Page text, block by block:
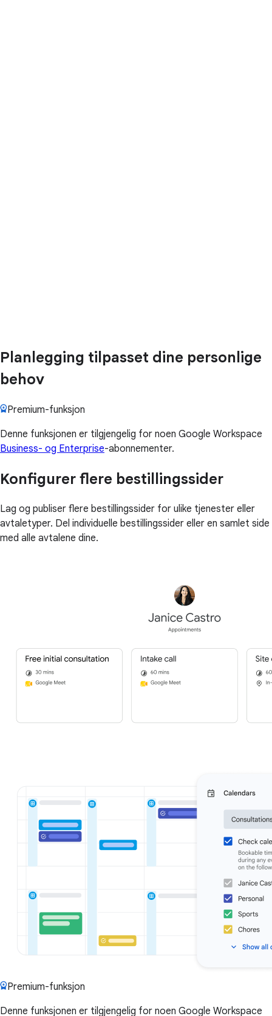
Planlegging tilpasset dine personlige
behov
Premium-funksjon
Denne funksjonen er tilgjengelig for noen Google Workspace
Business- og Enterprise-abonnementer.
Konfigurer flere bestillingssider
Lag og publiser flere bestillingssider for ulike tjenester eller
avtaletyper. Del individuelle bestillingssider eller en samlet side
med alle avtalene dine.
Premium-funksjon
Denne funksjonen er tilgjengelig for noen Google Workspace